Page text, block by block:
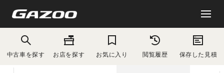
中古車を探す お店を探す お気に入り 閲覧履歴 保存した見積